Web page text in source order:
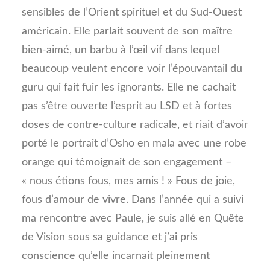
sensibles de l’Orient spirituel et du Sud-Ouest
américain. Elle parlait souvent de son maître
bien-aimé, un barbu à l’œil vif dans lequel
beaucoup veulent encore voir l’épouvantail du
guru qui fait fuir les ignorants. Elle ne cachait
pas s’être ouverte l’esprit au LSD et à fortes
doses de contre-culture radicale, et riait d’avoir
porté le portrait d’Osho en mala avec une robe
orange qui témoignait de son engagement –
« nous étions fous, mes amis ! » Fous de joie,
fous d’amour de vivre. Dans l’année qui a suivi
ma rencontre avec Paule, je suis allé en Quête
de Vision sous sa guidance et j’ai pris
conscience qu’elle incarnait pleinement